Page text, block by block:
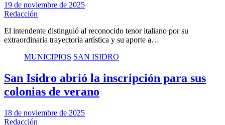
19 de noviembre de 2025
Redacción
El intendente distinguió al reconocido tenor italiano por su
extraordinaria trayectoria artística y su aporte a…
MUNICIPIOS SAN ISIDRO
San Isidro abrió la inscripción para sus
colonias de verano
18 de noviembre de 2025
Redacción